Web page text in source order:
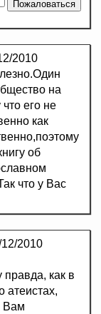
2010
на
его не
как
об
что у Вас
2010
как в
атеистах,
Вам